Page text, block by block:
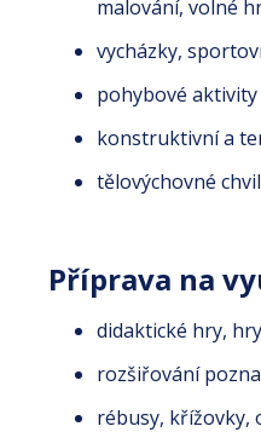
malování, volné
vycházky,
pohybové
konstruktivní a
tělovýchovné
Příprava na
didaktické hry,
rozšiřování
rébusy, křížovky,